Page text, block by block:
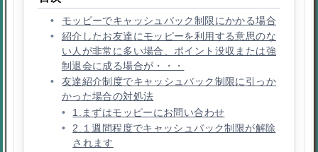
モッピーでキャッシュバック制限にかかる場合
紹介したお友達にモッピーを利用する意思のな
い人が非常に多い場合、ポイント没収または強
制退会に成る場合が・・・
友達紹介制度でキャッシュバック制限に引っか
かった場合の対処法
1.まずはモッピーにお問い合わせ
2.１週間程度でキャッシュバック制限が解除
されます